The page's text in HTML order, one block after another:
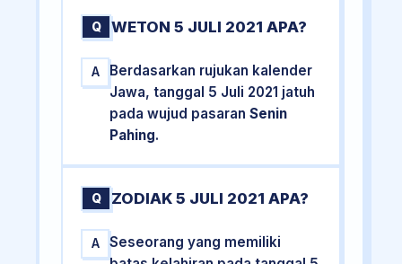
Q WETON 5 JULI 2021 APA?
A
Berdasarkan rujukan kalender
Jawa, tanggal 5 Juli 2021 jatuh
pada wujud pasaranSenin
Pahing.
Q ZODIAK 5 JULI 2021 APA?
A
Seseorang yang memiliki